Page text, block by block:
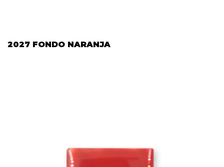
2027 FONDO NARANJA